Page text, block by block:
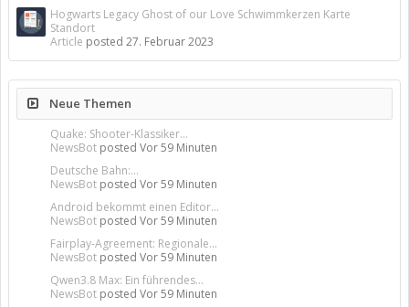
Hogwarts Legacy Ghost of our Love Schwimmkerzen Karte
Standort
Article posted 27. Februar 2023
Neue Themen
Quake: Shooter-Klassiker...
NewsBot posted Vor 59 Minuten
Deutsche Bahn:...
NewsBot posted Vor 59 Minuten
Android bekommt einen Editor...
NewsBot posted Vor 59 Minuten
Fairplay-Agreement: Regionale...
NewsBot posted Vor 59 Minuten
Qwen3.8 Max: Ein führendes...
NewsBot posted Vor 59 Minuten